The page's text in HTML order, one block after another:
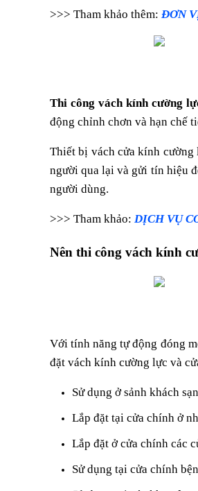
>>> Tham khảo thêm: ĐƠN
Thi công vách kính cường
động chỉnh chơn và hạn chế
Thiết bị vách cửa kính cường
người qua lại và gửi tín hiệu
người dùng.
>>> Tham khảo: DỊCH VỤ
Nên thi công vách kính
Với tính năng tự động đóng
đặt vách kính cường lực và
Sử dụng ở sảnh khách
Lắp đặt tại cửa chính ở
Lắp đặt ở cửa chính các
Sử dụng tại cửa chính